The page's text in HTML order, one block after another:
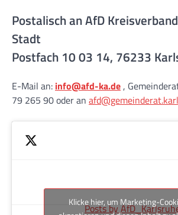
Postalisch an AfD
Stadt
Postfach 10 03 14, 76233
E-Mail an: info@afd-ka.de,
79 265 90 oder an
Posts by
Klicke hier, um Marketing-